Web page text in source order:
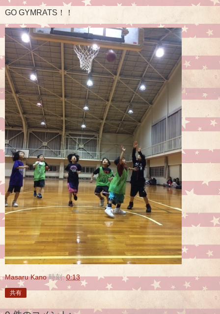
GO GYMRATS！！
Masaru Kano 時刻:0:13
共有